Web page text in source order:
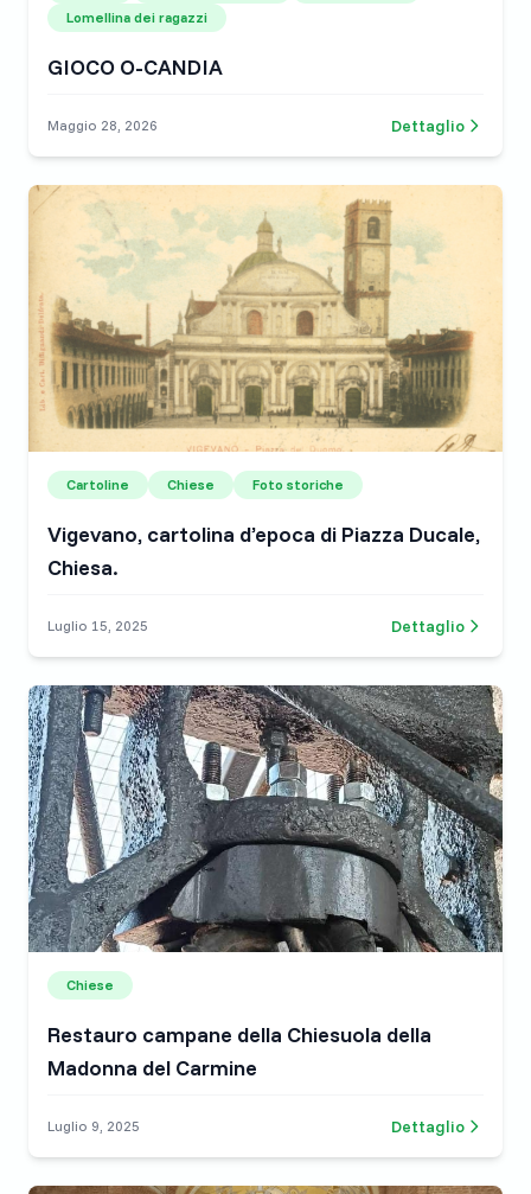
Lomellina dei ragazzi
GIOCO O-CANDIA
Maggio 28, 2026 Dettaglio
Cartoline Chiese Foto storiche
Vigevano, cartolina d’epoca di Piazza Ducale,
Chiesa.
Luglio 15, 2025 Dettaglio
Chiese
Restauro campane della Chiesuola della
Madonna del Carmine
Luglio 9, 2025 Dettaglio